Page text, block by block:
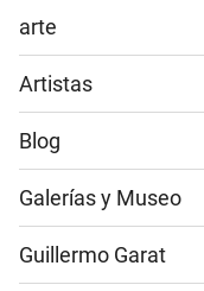
arte
Artistas
Blog
Galerías y Museo
Guillermo Garat